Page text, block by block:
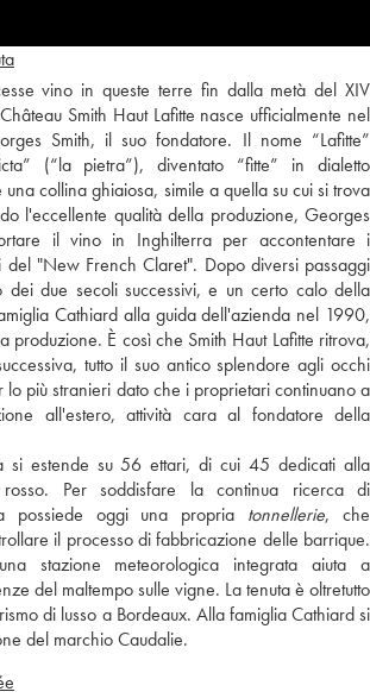
vino in queste terre fin dalla metà del XIV
Smith Haut Lafitte nasce ufficialmente nel
Smith, il suo fondatore. Il nome “Lafitte”
(“la pietra”), diventato “fitte” in dialetto
collina ghiaiosa, simile a quella su cui si trova
l'eccellente qualità della produzione, Georges
il vino in Inghilterra per accontentare i
del "New French Claret". Dopo diversi passaggi
due secoli successivi, e un certo calo della
Cathiard alla guida dell'azienda nel 1990,
produzione. È così che Smith Haut Lafitte ritrova,
tutto il suo antico splendore agli occhi
lo più stranieri dato che i proprietari continuano a
all'estero, attività cara al fondatore della
si estende su 56 ettari, di cui 45 dedicati alla
Per soddisfare la continua ricerca di
possiede oggi una propria tonnellerie, che
il processo di fabbricazione delle barrique.
stazione meteorologica integrata aiuta a
del maltempo sulle vigne. La tenuta è oltretutto
di lusso a Bordeaux. Alla famiglia Cathiard si
del marchio Caudalie.